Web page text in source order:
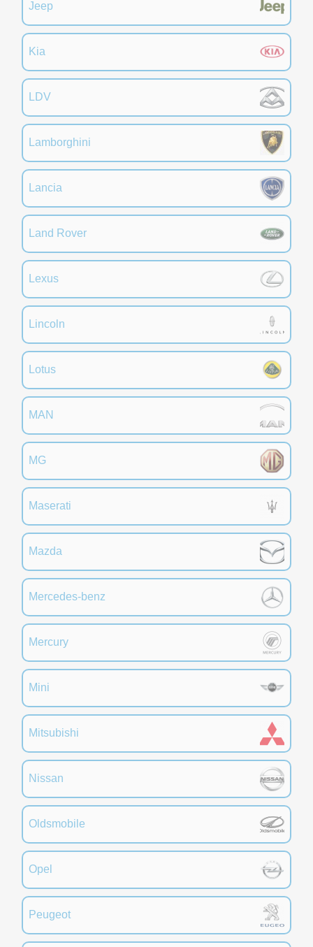
Jeep
Kia
LDV
Lamborghini
Lancia
Land Rover
Lexus
Lincoln
Lotus
MAN
MG
Maserati
Mazda
Mercedes-benz
Mercury
Mini
Mitsubishi
Nissan
Oldsmobile
Opel
Peugeot